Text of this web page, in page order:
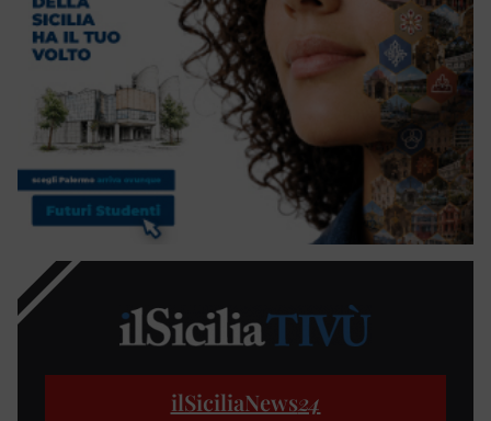
ilSiciliaNews24